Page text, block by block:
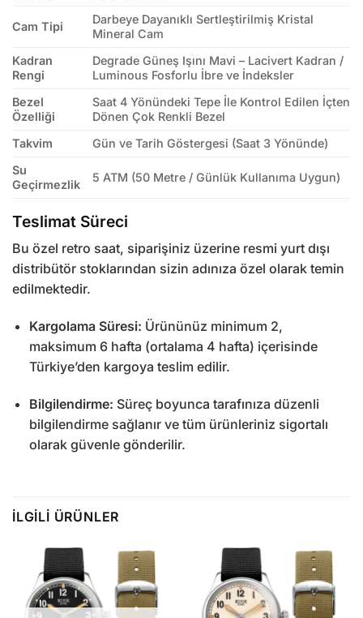
Cam Tipi
Darbeye Dayanıklı Sertleştirilmiş Kristal
Mineral Cam
Kadran
Rengi
Degrade Güneş Işını Mavi – Lacivert Kadran /
Luminous Fosforlu İbre ve İndeksler
Bezel
Özelliği
Saat 4 Yönündeki Tepe İle Kontrol Edilen İçten
Dönen Çok Renkli Bezel
Takvim
Gün ve Tarih Göstergesi (Saat 3 Yönünde)
Su
Geçirmezlik
5 ATM (50 Metre / Günlük Kullanıma Uygun)
Teslimat Süreci
Bu özel retro saat, siparişiniz üzerine resmi yurt dışı
distribütör stoklarından sizin adınıza özel olarak temin
edilmektedir.
Kargolama Süresi: Ürününüz minimum 2,
maksimum 6 hafta (ortalama 4 hafta) içerisinde
Türkiye’den kargoya teslim edilir.
Bilgilendirme: Süreç boyunca tarafınıza düzenli
bilgilendirme sağlanır ve tüm ürünleriniz sigortalı
olarak güvenle gönderilir.
İLGILI ÜRÜNLER